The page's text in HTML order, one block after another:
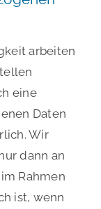
arbeiten
eine
Daten
Wir
dann an
Rahmen
ist, wenn